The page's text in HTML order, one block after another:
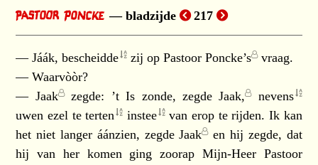
bladzijde 217
— Jáák,bescheidde zij opPastoor Poncke’s vraag.
— Waarvòòr?
— Jaak zegde: ’t Is zonde, zegdeJaak,
nevens
uwen ezel teterten instee van erop te rijden. Ik kan
het niet langer áánzien, zegdeJaak en hij zegde, dat
hij van her komen ging zoorap Mijn-Heer Pastoor